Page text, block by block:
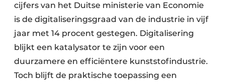
cijfers van het Duitse ministerie van Economie
is de digitaliseringsgraad van de industrie in vijf
jaar met 14 procent gestegen. Digitalisering
blijkt een katalysator te zijn voor een
duurzamere en efficiëntere kunststofindustrie.
Toch blijft de praktische toepassing een